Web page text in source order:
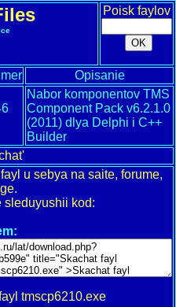
Poisk faylov
Opisanie
Nabor komponentov TMS
Component Pack v6.2.1.0
(2011) dlya Delphi i C++
Builder
u sebya na saite, forume,
sleduyushii kod:
tmscp6210.exe